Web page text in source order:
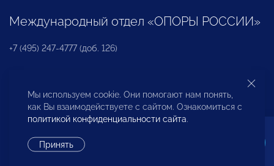
Международный отдел «ОПОРЫ РОССИИ»
+7 (495) 247-4777 (доб. 126)
Бюро по защите прав предпринимателей и
инвесторов
Мы используем cookie. Они помогают нам понять,
как Вы взаимодействуете с сайтом. Ознакомиться с
политикой конфиденциальности сайта.
Принять